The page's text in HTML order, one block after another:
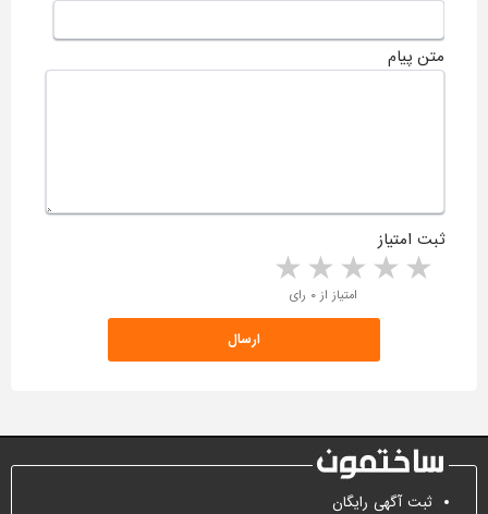
متن پیام
ثبت امتیاز
4 stars 3 stars 2 stars 1 star امتیاز از ۰ رای
ثبت آگهی رایگان